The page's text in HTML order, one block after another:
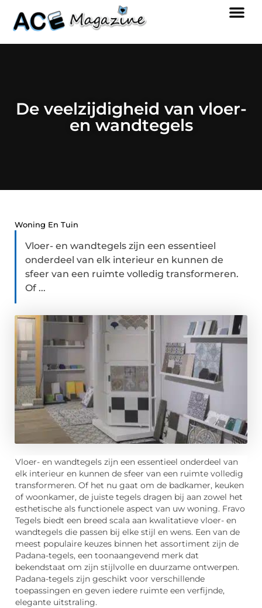
De veelzijdigheid van vloer-
en wandtegels
Woning En Tuin
Vloer- en wandtegels zijn een essentieel
onderdeel van elk interieur en kunnen de
sfeer van een ruimte volledig transformeren.
Of ...
Vloer- en wandtegels zijn een essentieel onderdeel van
elk interieur en kunnen de sfeer van een ruimte volledig
transformeren. Of het nu gaat om de badkamer, keuken
of woonkamer, de juiste tegels dragen bij aan zowel het
esthetische als functionele aspect van uw woning. Fravo
Tegels biedt een breed scala aan kwalitatieve vloer- en
wandtegels die passen bij elke stijl en wens. Een van de
meest populaire keuzes binnen het assortiment zijn de
Padana-tegels, een toonaangevend merk dat
bekendstaat om zijn stijlvolle en duurzame ontwerpen.
Padana-tegels zijn geschikt voor verschillende
toepassingen en geven iedere ruimte een verfijnde,
elegante uitstraling.